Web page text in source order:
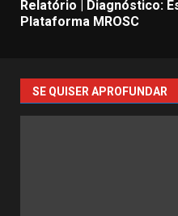
Relatório | Diagnóstico:
Plataforma MROSC
SE QUISER APROFUNDAR